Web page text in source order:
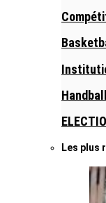
Handball
Les plus